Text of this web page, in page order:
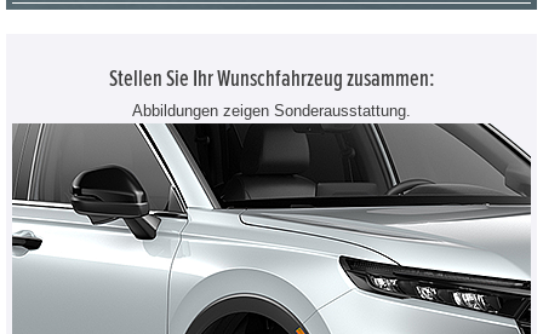
Stellen Sie Ihr Wunschfahrzeug zusammen:
Abbildungen zeigen Sonderausstattung.